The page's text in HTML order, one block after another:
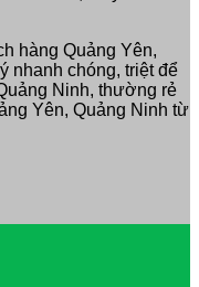
hàng Quảng Yên,
nhanh chóng, triệt để
Ninh, thường rẻ
Yên, Quảng Ninh từ